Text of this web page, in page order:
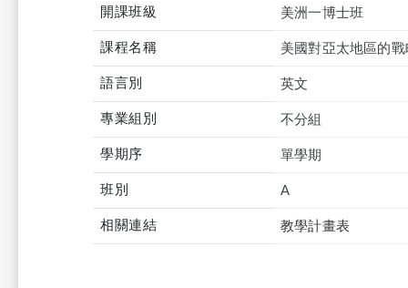
開課班級 美洲一博士班
課程名稱 美國對亞太地區的戰
語言別 英文
專業組別 不分組
學期序 單學期
班別 A
相關連結 教學計畫表